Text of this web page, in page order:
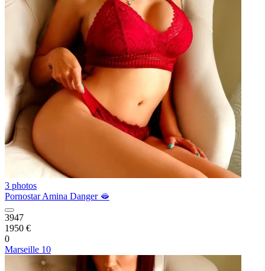
3 photos
Pornostar Amina Danger 🫦
3947
1950 €
0
Marseille 10